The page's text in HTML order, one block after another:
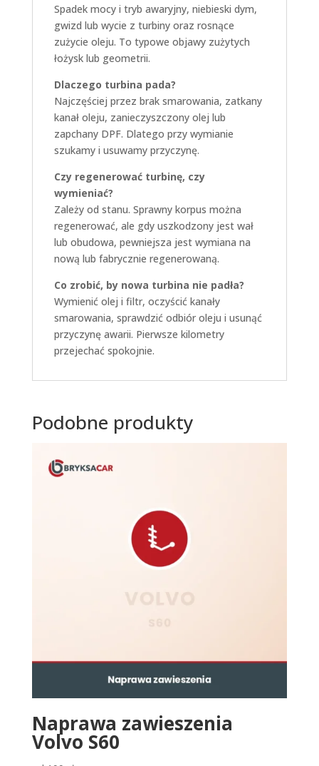
Spadek mocy i tryb awaryjny, niebieski dym,
gwizd lub wycie z turbiny oraz rosnące
zużycie oleju. To typowe objawy zużytych
łożysk lub geometrii.
Dlaczego turbina pada?
Najczęściej przez brak smarowania, zatkany
kanał oleju, zanieczyszczony olej lub
zapchany DPF. Dlatego przy wymianie
szukamy i usuwamy przyczynę.
Czy regenerować turbinę, czy
wymieniać?
Zależy od stanu. Sprawny korpus można
regenerować, ale gdy uszkodzony jest wał
lub obudowa, pewniejsza jest wymiana na
nową lub fabrycznie regenerowaną.
Co zrobić, by nowa turbina nie padła?
Wymienić olej i filtr, oczyścić kanały
smarowania, sprawdzić odbiór oleju i usunąć
przyczynę awarii. Pierwsze kilometry
przejechać spokojnie.
Podobne produkty
Naprawa zawieszenia
Volvo S60